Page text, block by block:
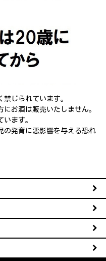
じられています。
お酒は販売いたしません。
ます。
の発育に悪影響を与える恐れ